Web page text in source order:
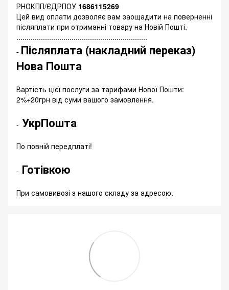
РНОКПП/ЄДРПОУ 1686115269
Цей вид оплати дозволяє вам заощадити на поверненні
післяплати при отриманні товару на Новій Пошті.
................................................................
- Післяплата (накладний переказ)
Нова Пошта
Вартість цієї послуги за тарифами Нової Пошти:
2%+20грн від суми вашого замовлення.
- УкрПошта
По повній передплаті!
- Готівкою
При самовивозі з нашого складу за адресою.